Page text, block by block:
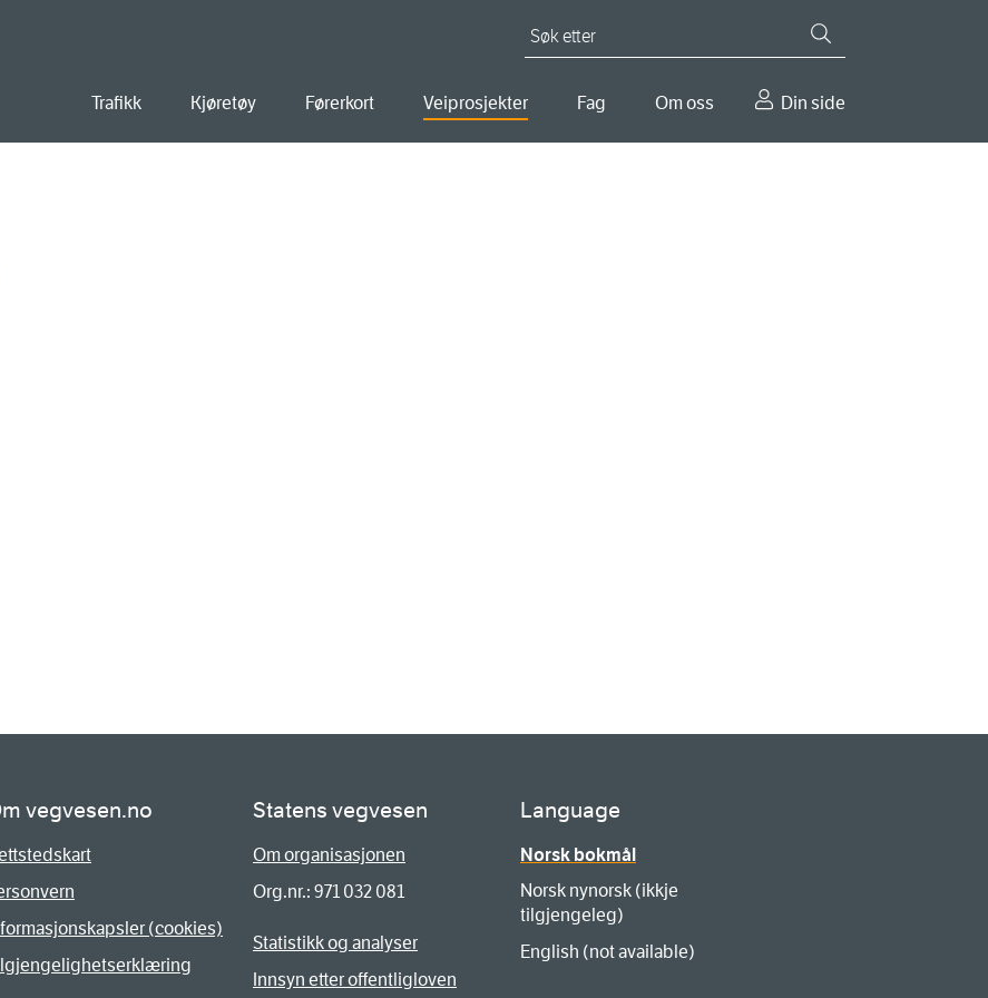
Trafikk Kjøretøy Førerkort Veiprosjekter Fag Om oss Din side
vegvesen.no
(cookies)
Statens vegvesen
Om organisasjonen
Org.nr.: 971 032 081
Statistikk og analyser
Innsyn etter offentligloven
Language
Norsk bokmål
Norsk nynorsk (ikkje
tilgjengeleg)
English (not available)